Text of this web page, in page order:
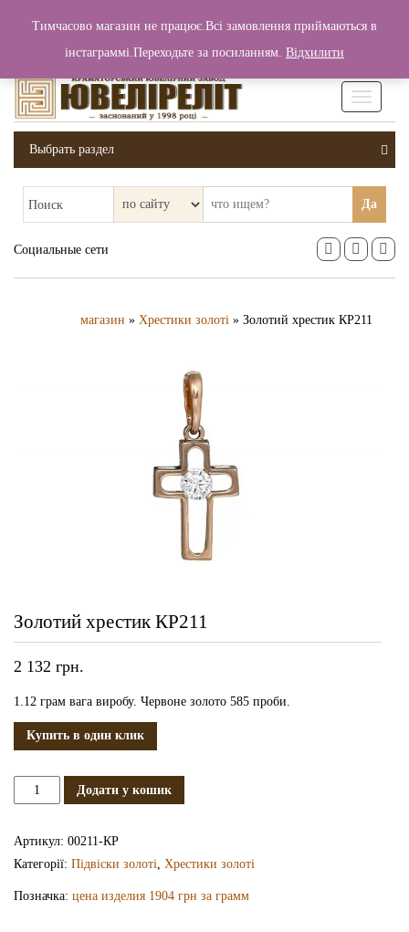
Вход / Регистрация 0 грн.
Выбрать раздел
Поиск Да
Социальные сети
магазин » Хрестики золоті » Золотий хрестик КР211
Золотий хрестик КР211
2 132 грн.
1.12 грам вага виробу. Червоне золото 585 проби.
Купить в один клик
Золотий
Додати у кошик
Артикул: 00211-КР
Категорії: Підвіски золоті, Хрестики золоті
Позначка: цена изделия 1904 грн за грамм
Тимчасово магазин не працює.Всі замовлення приймаються в
інстаграммі.Переходьте за посиланням. Відхилити